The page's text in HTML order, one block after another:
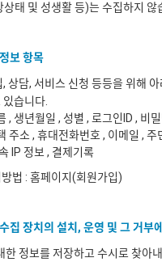
상태 및 성생활 등)는 수집하지 않
보 항목
상담, 서비스 신청 등등을 위해
습니다.
, 생년월일 , 성별 , 로그인ID , 비
주소 , 휴대전화번호 , 이메일 , 주
IP 정보 , 결제기록
법 : 홈페이지(회원가입)
집 장치의 설치, 운영 및 그 거부
한 정보를 저장하고 수시로 찾아